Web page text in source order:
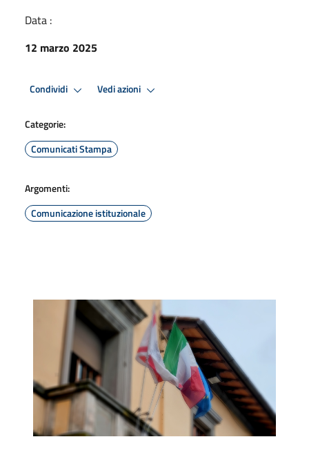
Data :
12 marzo 2025
Condividi Vedi azioni
Categorie:
Comunicati Stampa
Argomenti:
Comunicazione istituzionale